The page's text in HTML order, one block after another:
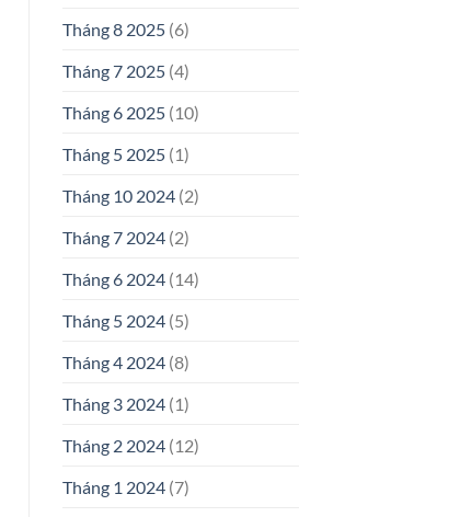
Tháng 8 2025(6)
Tháng 7 2025(4)
Tháng 6 2025(10)
Tháng 5 2025(1)
Tháng 10 2024(2)
Tháng 7 2024(2)
Tháng 6 2024(14)
Tháng 5 2024(5)
Tháng 4 2024(8)
Tháng 3 2024(1)
Tháng 2 2024(12)
Tháng 1 2024(7)